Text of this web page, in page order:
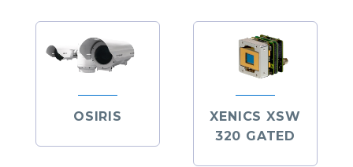
OSIRIS
XENICS XSW
320 GATED